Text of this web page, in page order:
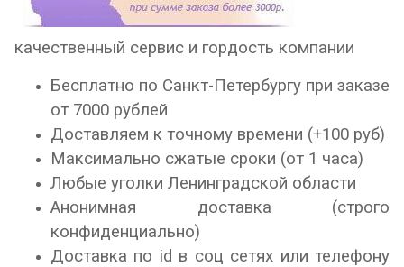
качественный сервис и гордость компании
Бесплатно по Санкт-Петербургу при заказе
от 7000 рублей
Доставляем к точному времени (+100 руб)
Максимально сжатые сроки (от 1 часа)
Любые уголки Ленинградской области
Анонимная доставка (строго
конфиденциально)
Доставка по id в соц сетях или телефону